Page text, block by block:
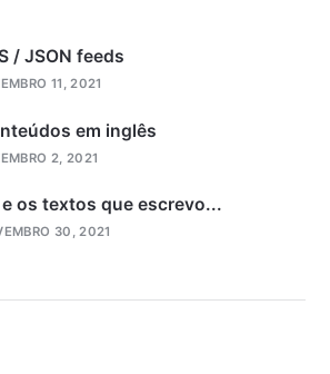
/ JSON feeds
11, 2021
em inglês
2, 2021
e os textos que escrevo...
30, 2021